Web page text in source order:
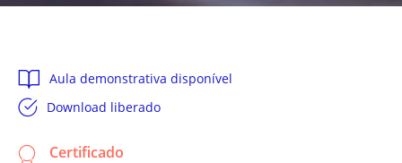
Aula demonstrativa disponível
Download liberado
Certificado